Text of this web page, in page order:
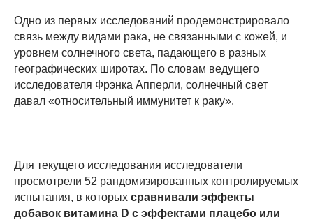
Одно из первых исследований продемонстрировало
связь между видами рака, не связанными с кожей, и
уровнем солнечного света, падающего в разных
географических широтах. По словам ведущего
исследователя Фрэнка Апперли, солнечный свет
давал «относительный иммунитет к раку».
Для текущего исследования исследователи
просмотрели 52 рандомизированных контролируемых
испытания, в которых сравнивали эффекты
добавок витамина D с эффектами плацебо или